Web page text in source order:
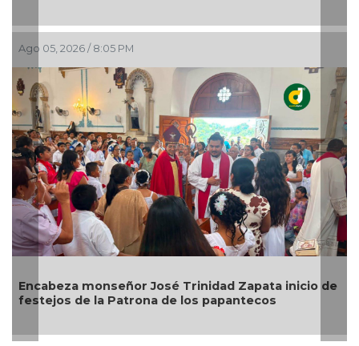
de
Ago 05, 2026 / 6:42 PM
Alcalde de Úrsulo Galván, Veracruz es